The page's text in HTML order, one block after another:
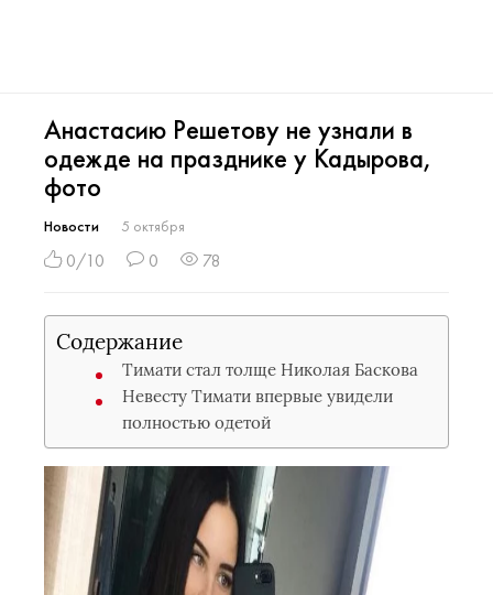
Анастасию Решетову не узнали в
одежде на празднике у Кадырова,
фото
Новости 5 октября
0/10 0 78
Содержание
Тимати стал толще Николая Баскова
Невесту Тимати впервые увидели
полностью одетой